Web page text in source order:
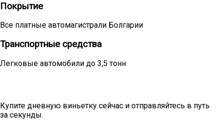
Покрытие
Все платные автомагистрали Болгарии
Транспортные средства
Легковые автомобили до 3,5 тонн
Купите дневную виньетку сейчас и отправляйтесь в путь
за секунды.